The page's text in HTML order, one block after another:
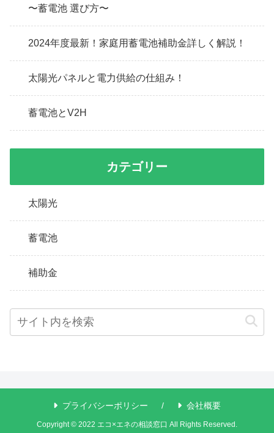
〜蓄電池 選び方〜
2024年度最新！家庭用蓄電池補助金詳しく解説！
太陽光パネルと電力供給の仕組み！
蓄電池とV2H
カテゴリー
太陽光
蓄電池
補助金
プライバシーポリシー 会社概要
Copyright © 2022 エコ×エネの相談窓口 All Rights Reserved.